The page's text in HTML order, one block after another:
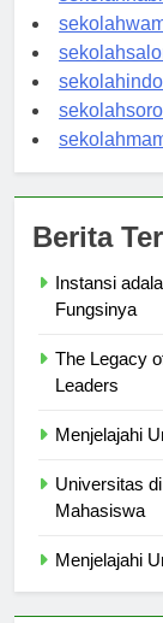
Instansi
The Legacy
Universitas